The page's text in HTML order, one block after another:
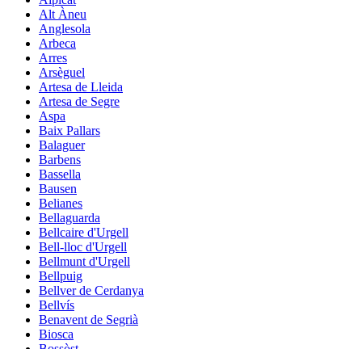
Alt Àneu
Anglesola
Arbeca
Arres
Arsèguel
Artesa de Lleida
Artesa de Segre
Aspa
Baix Pallars
Balaguer
Barbens
Bassella
Bausen
Belianes
Bellaguarda
Bellcaire d'Urgell
Bell-lloc d'Urgell
Bellmunt d'Urgell
Bellpuig
Bellver de Cerdanya
Bellvís
Benavent de Segrià
Biosca